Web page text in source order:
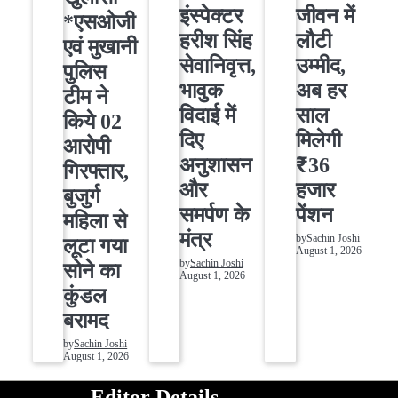
*एसओजी
एवं मुखानी
पुलिस
टीम ने
किये 02
आरोपी
गिरफ्तार,
बुजुर्ग
महिला से
लूटा गया
सोने का
कुंडल
बरामद
bySachin Joshi
August 1, 2026
इंस्पेक्टर
हरीश सिंह
सेवानिवृत्त,
भावुक
विदाई में
दिए
अनुशासन
और
समर्पण के
मंत्र
bySachin Joshi
August 1, 2026
जीवन में
लौटी
उम्मीद,
अब हर
साल
मिलेगी
₹36
हजार
पेंशन
bySachin Joshi
August 1, 2026